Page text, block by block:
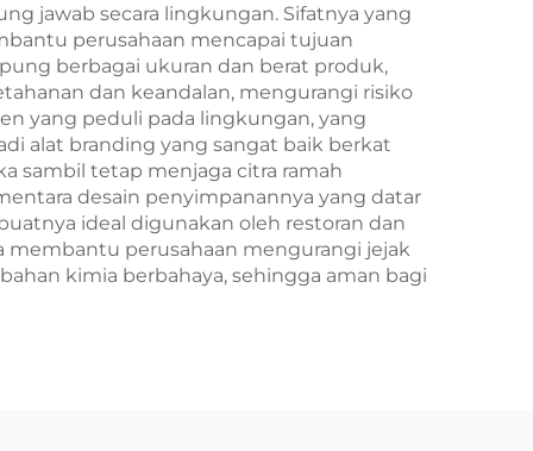
jawab secara lingkungan. Sifatnya yang
perusahaan mencapai tujuan
berbagai ukuran dan berat produk,
dan keandalan, mengurangi risiko
yang peduli pada lingkungan, yang
alat branding yang sangat baik berkat
sambil tetap menjaga citra ramah
desain penyimpanannya yang datar
ideal digunakan oleh restoran dan
membantu perusahaan mengurangi jejak
kimia berbahaya, sehingga aman bagi